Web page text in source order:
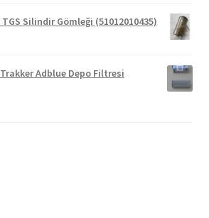
Silindir Gömleği (51012010435)
Adblue Depo Filtresi